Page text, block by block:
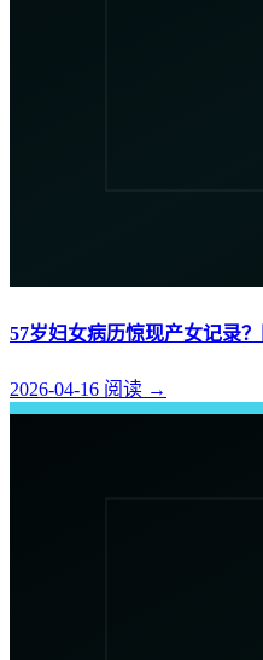
57岁妇女病历惊现产女记录
2026-04-16 阅读 →